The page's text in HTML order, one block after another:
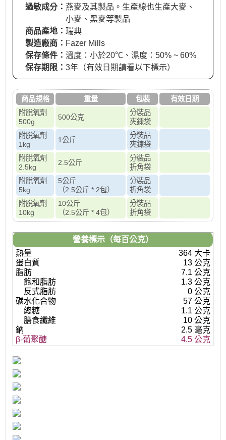
過敏成分： 燕麥及其製品。生產線也生產大麥、
小麥、黑麥等製品
商品產地： 瑞典
製造廠商： Fazer Mills
保存條件： 溫度：小於20℃、濕度：50% ~ 60%
保存期限： 3年（有效日期請看以下標示）
商品規格 重量 包裝
有效日期
附脫氧劑
500g
500公克
分裝品
夾鍊袋
附脫氧劑
1kg
1公斤
分裝品
夾鍊袋
附脫氧劑
2.5kg
2.5公斤
分裝品
折角袋
附脫氧劑
5kg
5公斤
（2.5公斤 * 2包）
分裝品
折角袋
附脫氧劑
10kg
10公斤
（2.5公斤 * 4包）
分裝品
折角袋
營養標示（每百公克）
熱量
364 大卡
蛋白質
13 公克
脂肪
7.1 公克
飽和脂肪
1.3 公克
反式脂肪
0 公克
碳水化合物
57 公克
總糖
1.1 公克
膳食纖維
10 公克
鈉
2.5 毫克
β-葡聚醣
4.5 公克